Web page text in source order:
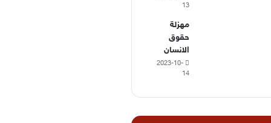
13
مهزلة
حقوق
الانسان
2023-10-
14